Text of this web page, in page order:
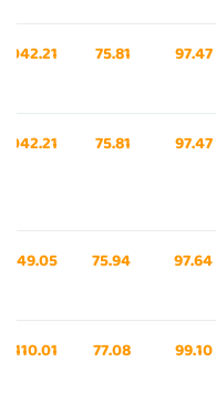
97.47
75.81
4042.21
97.47
75.81
4042.21
97.64
75.94
99.10
77.08
4110.01